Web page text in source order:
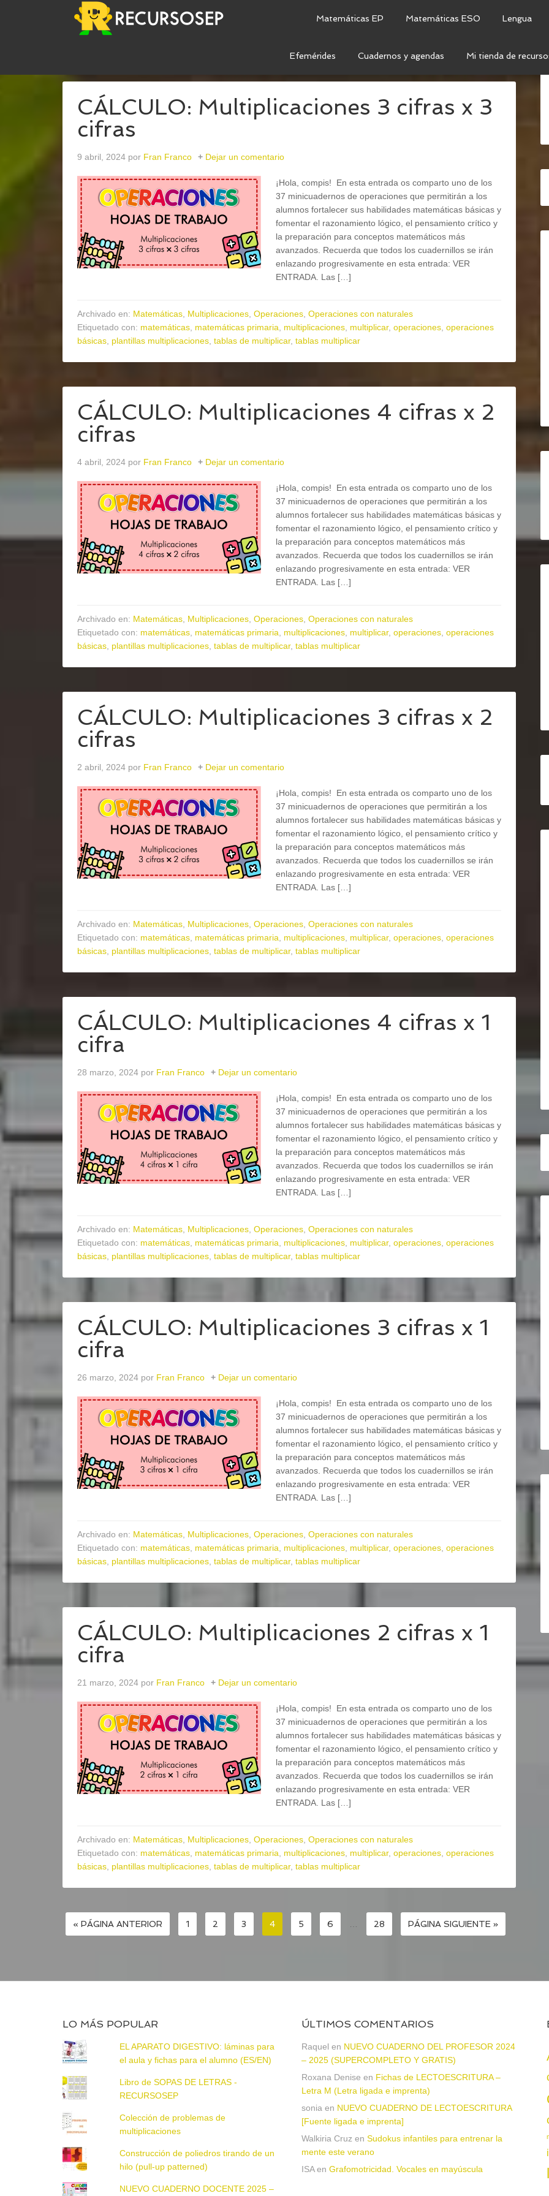
Matemáticas EP Matemáticas ESO Lengua
Efemérides Cuadernos y agendas Mi tienda de
CÁLCULO: Multiplicaciones 3 cifras x 3
cifras
9 abril, 2024 por Fran Franco Dejar un comentario
¡Hola, compis! En esta entrada os comparto uno de los
37 minicuadernos de operaciones que permitirán a los
alumnos fortalecer sus habilidades matemáticas básicas y
fomentar el razonamiento lógico, el pensamiento crítico y
la preparación para conceptos matemáticos más
avanzados. Recuerda que todos los cuadernillos se irán
enlazando progresivamente en esta entrada: VER
ENTRADA. Las […]
Archivado en: Matemáticas Multiplicaciones Operaciones Operaciones con naturales
Etiquetado con: matemáticas matemáticas primaria multiplicaciones multiplicar, operaciones operaciones
básicas plantillas multiplicaciones tablas de multiplicar, tablas multiplicar
CÁLCULO: Multiplicaciones 4 cifras x 2
cifras
4 abril, 2024 por Fran Franco Dejar un comentario
¡Hola, compis! En esta entrada os comparto uno de los
37 minicuadernos de operaciones que permitirán a los
alumnos fortalecer sus habilidades matemáticas básicas y
fomentar el razonamiento lógico, el pensamiento crítico y
la preparación para conceptos matemáticos más
avanzados. Recuerda que todos los cuadernillos se irán
enlazando progresivamente en esta entrada: VER
ENTRADA. Las […]
Archivado en: Matemáticas Multiplicaciones Operaciones Operaciones con naturales
Etiquetado con: matemáticas matemáticas primaria multiplicaciones multiplicar, operaciones operaciones
básicas plantillas multiplicaciones tablas de multiplicar, tablas multiplicar
CÁLCULO: Multiplicaciones 3 cifras x 2
cifras
2 abril, 2024 por Fran Franco Dejar un comentario
¡Hola, compis! En esta entrada os comparto uno de los
37 minicuadernos de operaciones que permitirán a los
alumnos fortalecer sus habilidades matemáticas básicas y
fomentar el razonamiento lógico, el pensamiento crítico y
la preparación para conceptos matemáticos más
avanzados. Recuerda que todos los cuadernillos se irán
enlazando progresivamente en esta entrada: VER
ENTRADA. Las […]
Archivado en: Matemáticas Multiplicaciones Operaciones Operaciones con naturales
Etiquetado con: matemáticas matemáticas primaria multiplicaciones multiplicar, operaciones operaciones
básicas plantillas multiplicaciones tablas de multiplicar, tablas multiplicar
CÁLCULO: Multiplicaciones 4 cifras x 1
cifra
28 marzo, 2024 por Fran Franco Dejar un comentario
¡Hola, compis! En esta entrada os comparto uno de los
37 minicuadernos de operaciones que permitirán a los
alumnos fortalecer sus habilidades matemáticas básicas y
fomentar el razonamiento lógico, el pensamiento crítico y
la preparación para conceptos matemáticos más
avanzados. Recuerda que todos los cuadernillos se irán
enlazando progresivamente en esta entrada: VER
ENTRADA. Las […]
Archivado en: Matemáticas Multiplicaciones Operaciones Operaciones con naturales
Etiquetado con: matemáticas matemáticas primaria multiplicaciones multiplicar, operaciones operaciones
básicas plantillas multiplicaciones tablas de multiplicar, tablas multiplicar
CÁLCULO: Multiplicaciones 3 cifras x 1
cifra
26 marzo, 2024 por Fran Franco Dejar un comentario
¡Hola, compis! En esta entrada os comparto uno de los
37 minicuadernos de operaciones que permitirán a los
alumnos fortalecer sus habilidades matemáticas básicas y
fomentar el razonamiento lógico, el pensamiento crítico y
la preparación para conceptos matemáticos más
avanzados. Recuerda que todos los cuadernillos se irán
enlazando progresivamente en esta entrada: VER
ENTRADA. Las […]
Archivado en: Matemáticas Multiplicaciones Operaciones Operaciones con naturales
Etiquetado con: matemáticas matemáticas primaria multiplicaciones multiplicar, operaciones operaciones
básicas plantillas multiplicaciones tablas de multiplicar, tablas multiplicar
CÁLCULO: Multiplicaciones 2 cifras x 1
cifra
21 marzo, 2024 por Fran Franco Dejar un comentario
¡Hola, compis! En esta entrada os comparto uno de los
37 minicuadernos de operaciones que permitirán a los
alumnos fortalecer sus habilidades matemáticas básicas y
fomentar el razonamiento lógico, el pensamiento crítico y
la preparación para conceptos matemáticos más
avanzados. Recuerda que todos los cuadernillos se irán
enlazando progresivamente en esta entrada: VER
ENTRADA. Las […]
Archivado en: Matemáticas Multiplicaciones Operaciones Operaciones con naturales
Etiquetado con: matemáticas matemáticas primaria multiplicaciones multiplicar, operaciones operaciones
básicas plantillas multiplicaciones tablas de multiplicar, tablas multiplicar
« PÁGINA ANTERIOR 1 2 3 4 5 6 28 PÁGINA SIGUIENTE »
LO MÁS POPULAR
EL APARATO DIGESTIVO: láminas para
el aula y fichas para el alumno (ES/EN)
Libro de SOPAS DE LETRAS -
RECURSOSEP
Colección de problemas de
multiplicaciones
Construcción de poliedros tirando de un
hilo (pull-up patterned)
NUEVO CUADERNO DOCENTE 2025 –
ÚLTIMOS COMENTARIOS
Raquel en NUEVO CUADERNO DEL PROFESOR 2024
– 2025 (SUPERCOMPLETO Y GRATIS)
Roxana Denise en Fichas de LECTOESCRITURA –
Letra M (Letra ligada e imprenta)
sonia en NUEVO CUADERNO DE LECTOESCRITURA
[Fuente ligada e imprenta]
Walkiria Cruz en Sudokus infantiles para entrenar la
mente este verano
ISAen Grafomotricidad. Vocales en mayúscula